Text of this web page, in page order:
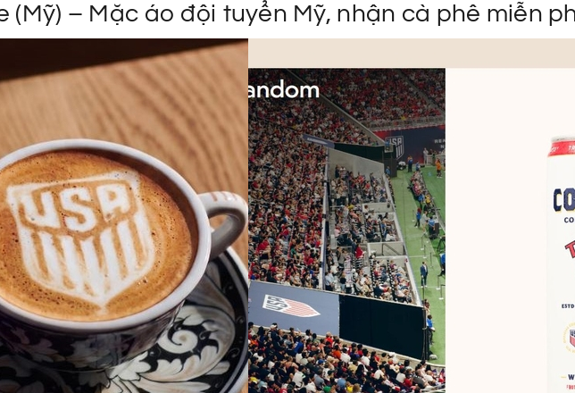
(Mỹ) – Mặc áo đội tuyển Mỹ, nhận cà phê miễn